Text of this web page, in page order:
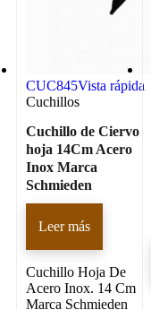
CUC845Vista rápida
Cuchillos
Cuchillo de Ciervo
hoja 14Cm Acero
Inox Marca
Schmieden
Leer más
Cuchillo Hoja De
Acero Inox. 14 Cm
Marca Schmieden